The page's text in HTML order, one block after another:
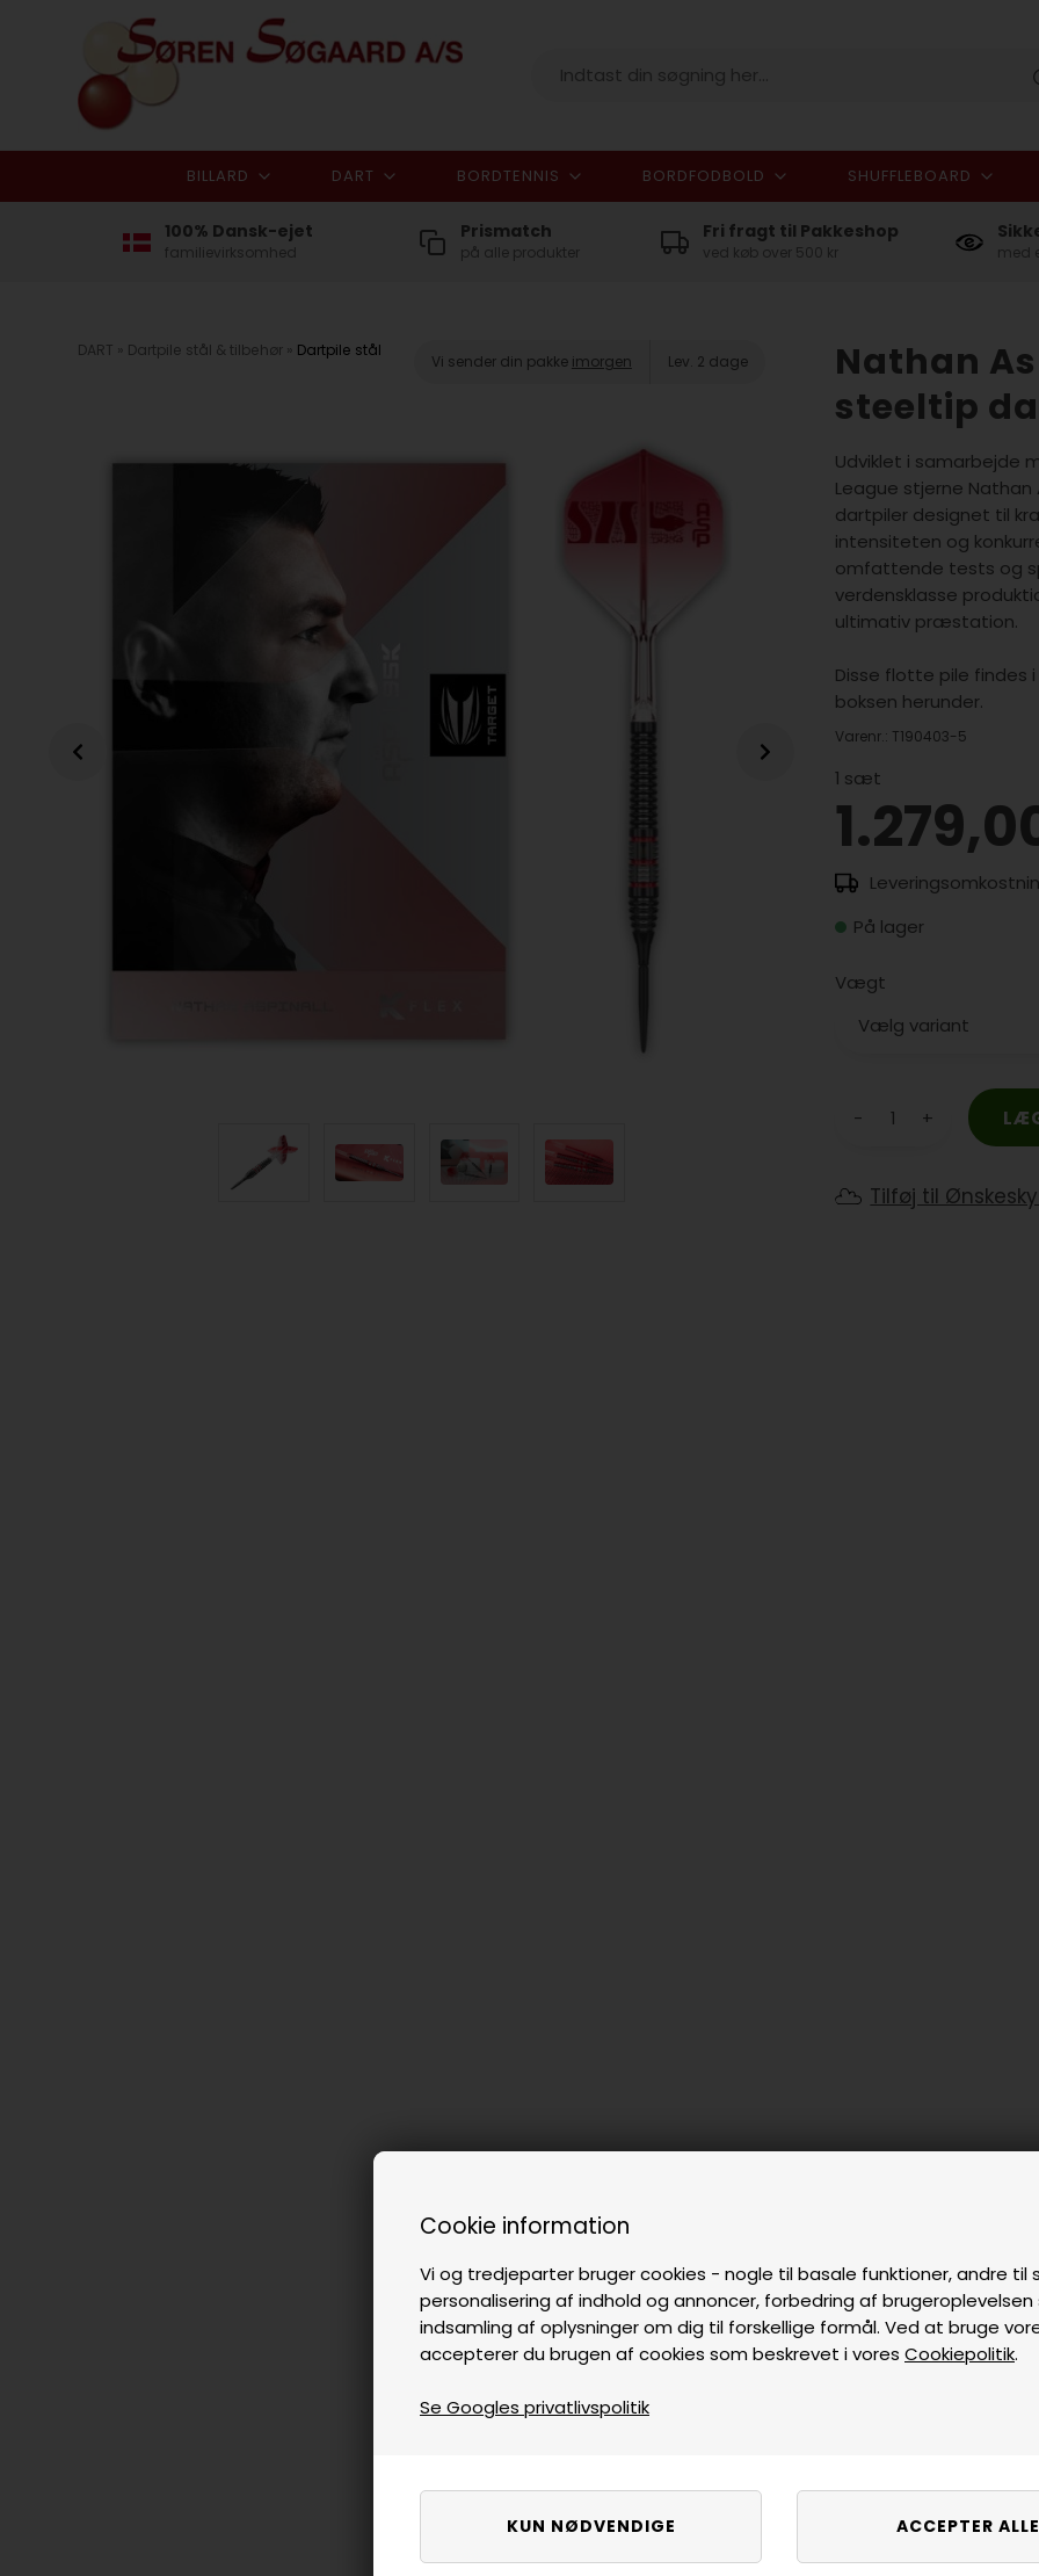
Cookie information
Vi og tredjeparter bruger cookies - nogle til basale funktioner, andre til
personalisering af indhold og annoncer, forbedring af
indsamling af oplysninger om dig til forskellige formål. Ved at bruge
accepterer du brugen af cookies som beskrevet i vores Cookiepolitik.
Se Googles privatlivspolitik
I alt
BILLARD DART BORDTENNIS BORDFODBOLD SHUFFLEBOARD
100% Dansk-ejet
familievirksomhed
Prismatch
på alle produkter
Fri fragt til Pakkeshop
ved køb over 500 kr med
DART » Dartpile stål & tilbehør » Dartpile stål
Vi sender din pakke imorgen Lev. 2 dage
Nathan
steeltip
Udviklet i samarbejde
League stjerne Nathan
dartpiler designet til
intensiteten og
omfattende tests og
verdensklasse
ultimativ præstation.
Disse flotte pile findes
boksen herunder.
Varenr.: T190403-5
1 sæt
På lager
Vægt
- +
Tilføj til